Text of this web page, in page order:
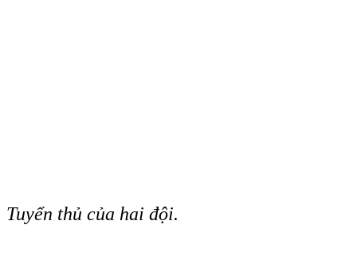
Tuyển thủ của hai đội.